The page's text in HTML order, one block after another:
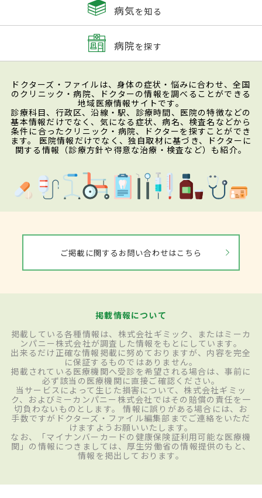
病気を知る
病院を探す
ドクターズ・ファイルは、身体の症状・悩みに合わせ、全国
のクリニック・病院、ドクターの情報を調べることができる
地域医療情報サイトです。
診療科目、行政区、沿線・駅、診療時間、医院の特徴などの
基本情報だけでなく、気になる症状、病名、検査名などから
条件に合ったクリニック・病院、ドクターを探すことができ
ます。 医院情報だけでなく、独自取材に基づき、ドクターに
関する情報（診療方針や得意な治療・検査など）も紹介。
ご掲載に関するお問い合わせはこちら
掲載情報について
掲載している各種情報は、株式会社ギミック、またはミーカ
ンパニー株式会社が調査した情報をもとにしています。
出来るだけ正確な情報掲載に努めておりますが、内容を完全
に保証するものではありません。
掲載されている医療機関へ受診を希望される場合は、事前に
必ず該当の医療機関に直接ご確認ください。
当サービスによって生じた損害について、株式会社ギミッ
ク、およびミーカンパニー株式会社ではその賠償の責任を一
切負わないものとします。 情報に誤りがある場合には、お
手数ですがドクターズ・ファイル編集部までご連絡をいただ
けますようお願いいたします。
なお、「マイナンバーカードの健康保険証利用可能な医療機
関」の情報につきましては、厚生労働省の情報提供のもと、
情報を掲出しております。